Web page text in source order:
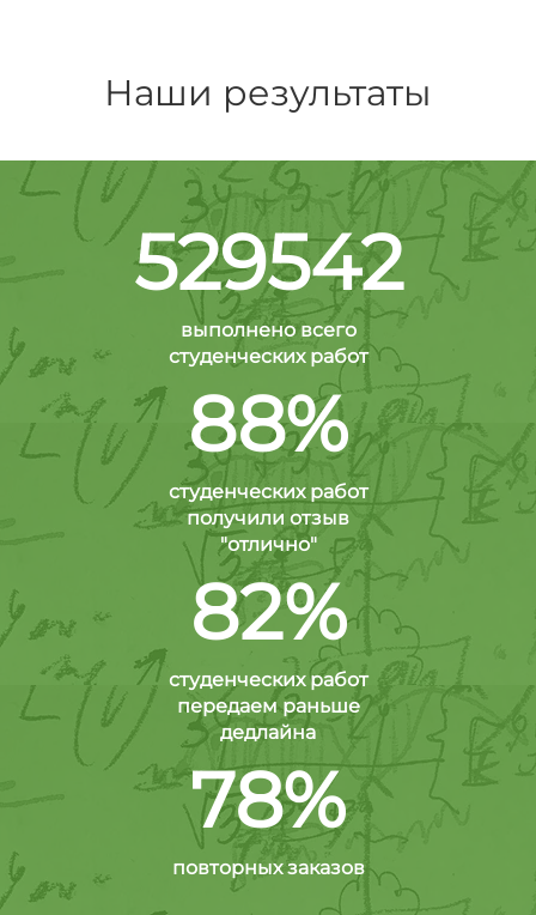
Наши результаты
529542
выполнено всего
студенческих работ
88%
студенческих работ
получили отзыв
"отлично"
82%
студенческих работ
передаем раньше
дедлайна
78%
повторных заказов